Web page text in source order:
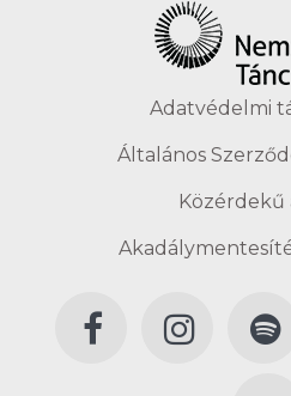
Adatvédelmi
Általános
Közérdekű